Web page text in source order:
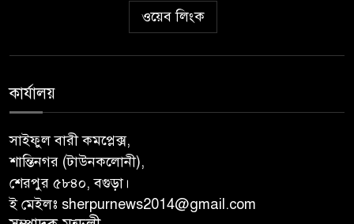
ওয়েব লিংক
কার্যালয়
সাইফুল বারী কমপ্লেক্স,
শান্তিনগর (টাউনকলোনী),
শেরপুর ৫৮৪০, বগুড়া।
ই মেইলঃ sherpurnews2014@gmail.com